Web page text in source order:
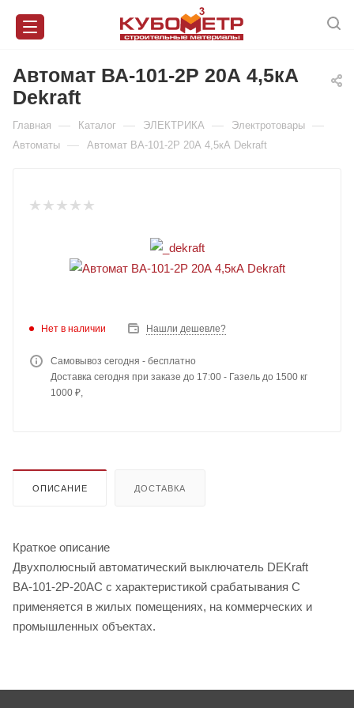
Автомат ВА-101-2Р 20А 4,5кА
Dekraft
Главная — Каталог — ЭЛЕКТРИКА — Электротовары —
Автоматы — Автомат ВА-101-2Р 20А 4,5кА Dekraft
Нет в наличии Нашли дешевле?
Самовывоз сегодня - бесплатно
Доставка сегодня при заказе до 17:00 - Газель до 1500 кг
1000 ₽,
ОПИСАНИЕ ДОСТАВКА
Краткое описание
Двухполюсный автоматический выключатель DEKraft
ВА-101-2Р-20АС с характеристикой срабатывания С
применяется в жилых помещениях, на коммерческих и
промышленных объектах.